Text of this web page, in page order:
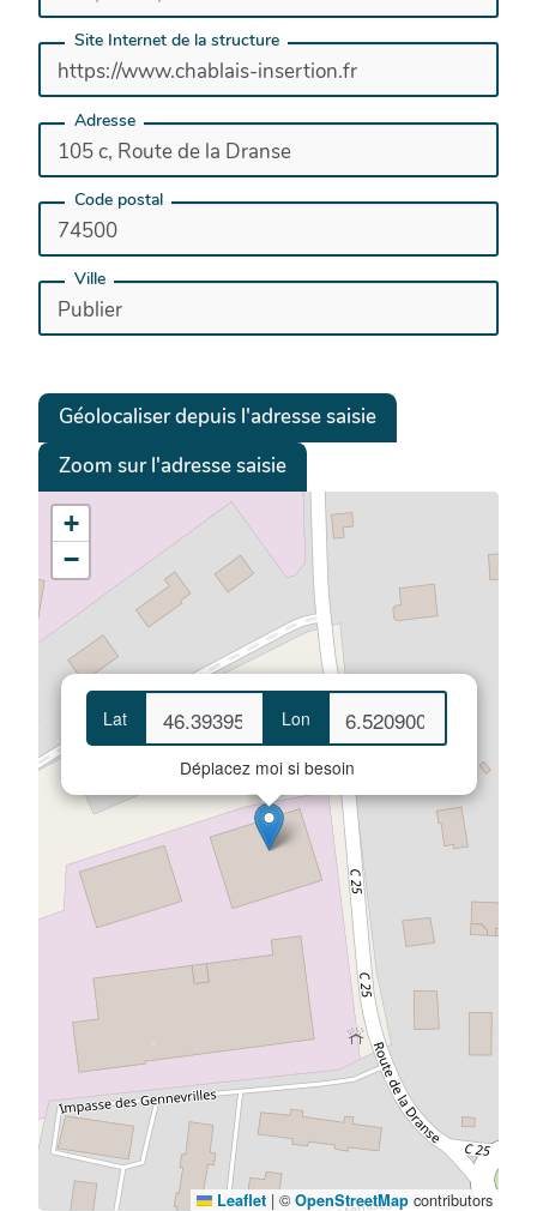
matériaux recyclés. Et l’animation d’ateliers pour
« apprendre à faire soi-même »
- La vente dans un magasin de plus de 250 m2
établi au sein de la ressourcerie du Chablais, des
meubles, accessoires et objets de décoration
rénovés, revisités et crées.
Site Internet de la structure
Adresse
Code postal
Ville
Géolocaliser depuis l'adresse saisie
Zoom sur l'adresse saisie
Lat Lon
Déplacez moi si besoin
+
−
Leaflet | © OpenStreetMap contributors